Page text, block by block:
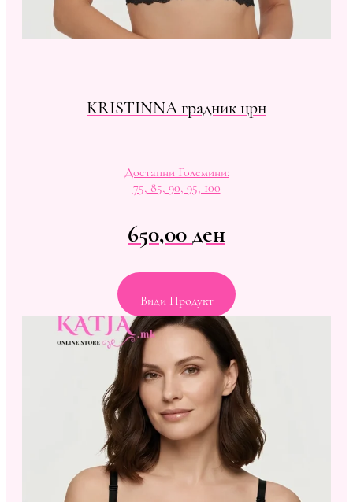
KRISTINNA градник црн
Достапни Големини:
75, 85, 90, 95, 100
650,00ден
Види Продукт